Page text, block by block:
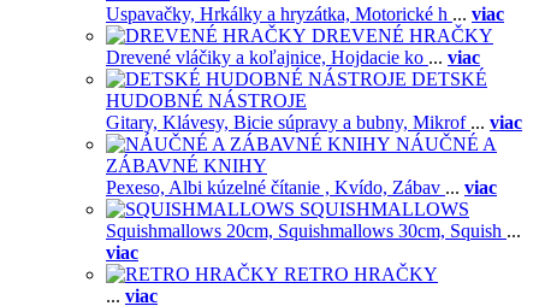
Uspavačky, Hrkálky a hryzátka, Motorické h ... viac
DREVENÉ HRAČKY
Drevené vláčiky a koľajnice, Hojdacie ko ... viac
DETSKÉ
HUDOBNÉ NÁSTROJE
Gitary, Klávesy, Bicie súpravy a bubny, Mikrof ... viac
NÁUČNÉ A
ZÁBAVNÉ KNIHY
Pexeso, Albi kúzelné čítanie , Kvído, Zábav ... viac
SQUISHMALLOWS
Squishmallows 20cm, Squishmallows 30cm, Squish ...
viac
RETRO HRAČKY
... viac